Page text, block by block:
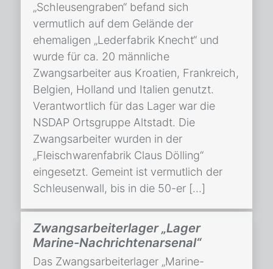
„Schleusengraben“ befand sich
vermutlich auf dem Gelände der
ehemaligen „Lederfabrik Knecht“ und
wurde für ca. 20 männliche
Zwangsarbeiter aus Kroatien, Frankreich,
Belgien, Holland und Italien genutzt.
Verantwortlich für das Lager war die
NSDAP Ortsgruppe Altstadt. Die
Zwangsarbeiter wurden in der
„Fleischwarenfabrik Claus Dölling“
eingesetzt. Gemeint ist vermutlich der
Schleusenwall, bis in die 50-er […]
Zwangsarbeiterlager „Lager
Marine-Nachrichtenarsenal“
Das Zwangsarbeiterlager „Marine-